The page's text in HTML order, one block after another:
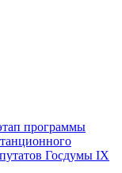
программы
Госдумы IX